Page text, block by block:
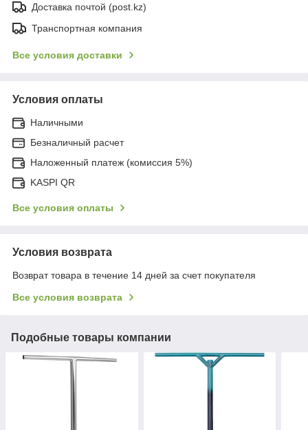
Доставка почтой (post.kz)
Транспортная компания
Все условия доставки
Условия оплаты
Наличными
Безналичный расчет
Наложенный платеж (комиссия 5%)
KASPI QR
Все условия оплаты
Условия возврата
Возврат товара в течение 14 дней за счет покупателя
Все условия возврата
Подобные товары компании